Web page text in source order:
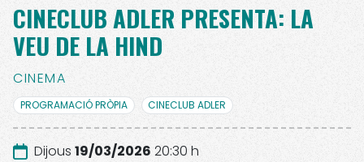
CINECLUB ADLER PRESENTA: LA
VEU DE LA HIND
CINEMA
PROGRAMACIÓ PRÒPIA CINECLUB ADLER
Dijous 19/03/2026 20:30 h